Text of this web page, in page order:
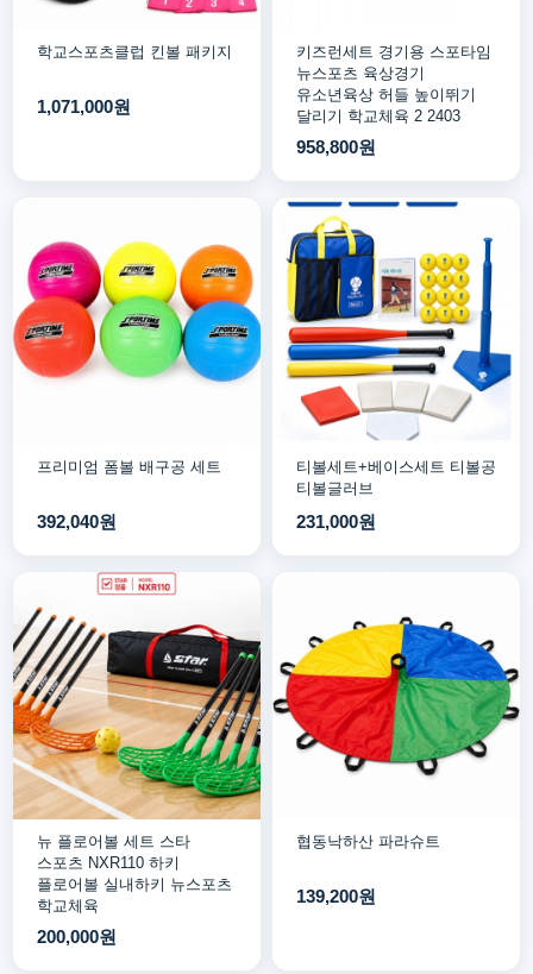
학교스포츠클럽 킨볼 패키지
1,071,000원
키즈런세트 경기용 스포타임
뉴스포츠 육상경기
유소년육상 허들 높이뛰기
달리기 학교체육 2 2403
958,800원
프리미엄 폼볼 배구공 세트
392,040원
티볼세트+베이스세트 티볼공
티볼글러브
231,000원
뉴 플로어볼 세트 스타
스포츠 NXR110 하키
플로어볼 실내하키 뉴스포츠
학교체육
200,000원
협동낙하산 파라슈트
139,200원